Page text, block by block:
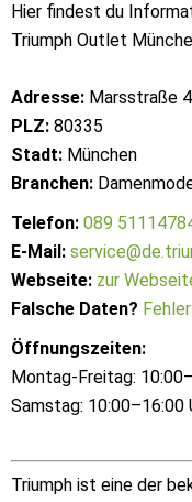
Hier findest du
Triumph Outlet
Adresse: Marsstraße
PLZ: 80335
Stadt: München
Branchen:
Telefon: 089
E-Mail:
Webseite: zur
Falsche Daten?
Öffnungszeiten:
Montag-Freitag:
Samstag: 10:00–16:00
Triumph ist eine der